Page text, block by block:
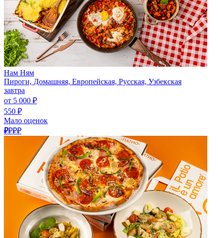
Нам Ням
Пироги, Домашняя, Европейская, Русская, Узбекская
завтра
от 5 000 ₽
550 ₽
Мало оценок
₽₽₽₽